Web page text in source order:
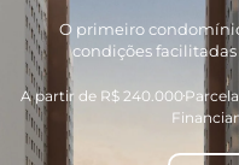
O primeiro
condições
A partir de R$ 240.000